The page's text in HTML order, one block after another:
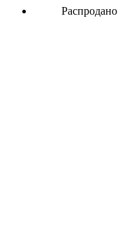
Распродано